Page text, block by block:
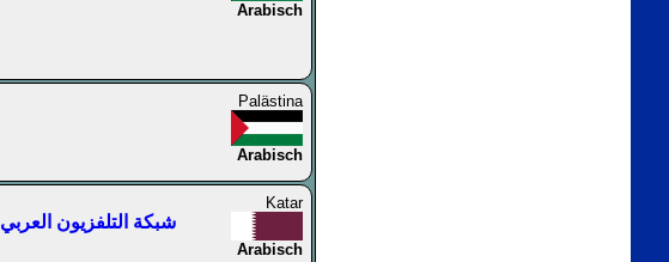
Arabisch
Palästina
Arabisch
Katar
Arabisch
Alaraby Television Network — شبكة التلفزيون العربي